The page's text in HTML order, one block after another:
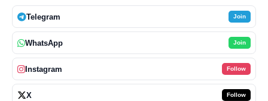
Telegram Join
WhatsApp Join
Instagram Follow
X Follow